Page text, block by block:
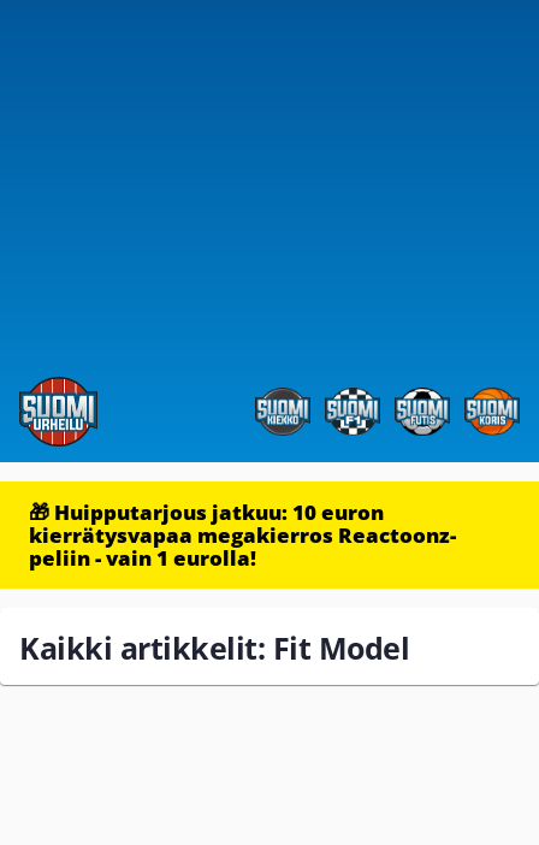
🎁 Huipputarjous jatkuu: 10 euron
kierrätysvapaa megakierros Reactoonz-
peliin - vain 1 eurolla!
Kaikki artikkelit: Fit Model